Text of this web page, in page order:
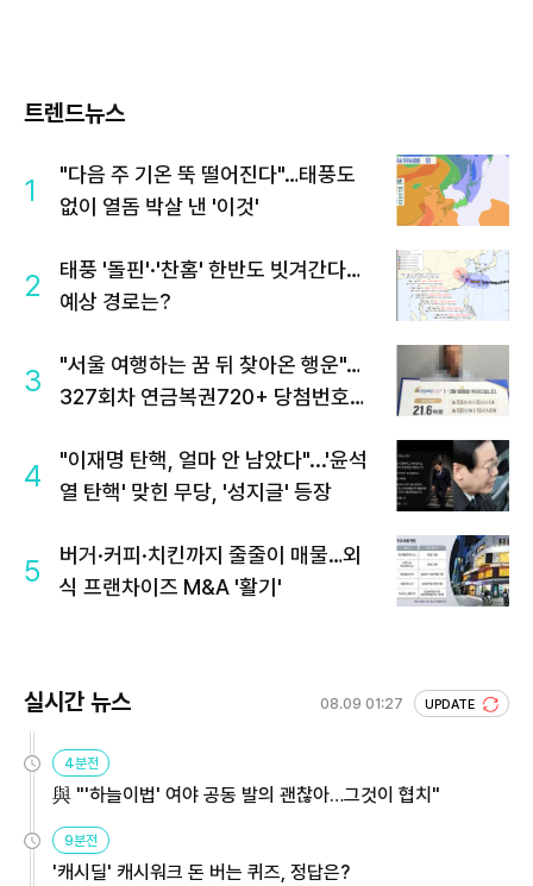
트렌드뉴스
1
"다음 주 기온 뚝 떨어진다"…태풍도
없이 열돔 박살 낸 '이것'
2
태풍 '돌핀'·'찬홈' 한반도 빗겨간다…
예상 경로는?
3
"서울 여행하는 꿈 뒤 찾아온 행운"…
327회차 연금복권720+ 당첨번호조
4
"이재명 탄핵, 얼마 안 남았다"...'윤석
열 탄핵' 맞힌 무당, '성지글' 등장
5
버거·커피·치킨까지 줄줄이 매물…외
식 프랜차이즈 M&A '활기'
실시간 뉴스 08.09 01:27 UPDATE
4분전
與 "'하늘이법' 여야 공동 발의 괜찮아…그것이 협치"
9분전
'캐시딜' 캐시워크 돈 버는 퀴즈, 정답은?